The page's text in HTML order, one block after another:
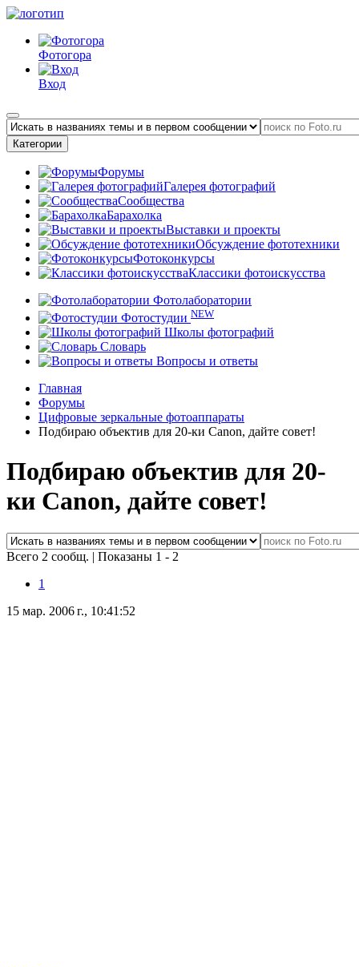
Фотогора
Вход
Категории
Форумы
Галерея фотографий
Сообщества
Барахолка
Выставки и проекты
Обсуждение фототехники
Фотоконкурсы
Классики фотоискусства
Фотолаборатории
Фотостудии NEW
Школы фотографий
Словарь
Вопросы и ответы
Главная
Форумы
Цифровые зеркальные фотоаппараты
Подбираю объектив для 20-ки Canon, дайте совет!
Подбираю объектив для 20-
ки Canon, дайте совет!
Всего 2 сообщ. | Показаны 1 - 2
1
15 мар. 2006 г., 10:41:52